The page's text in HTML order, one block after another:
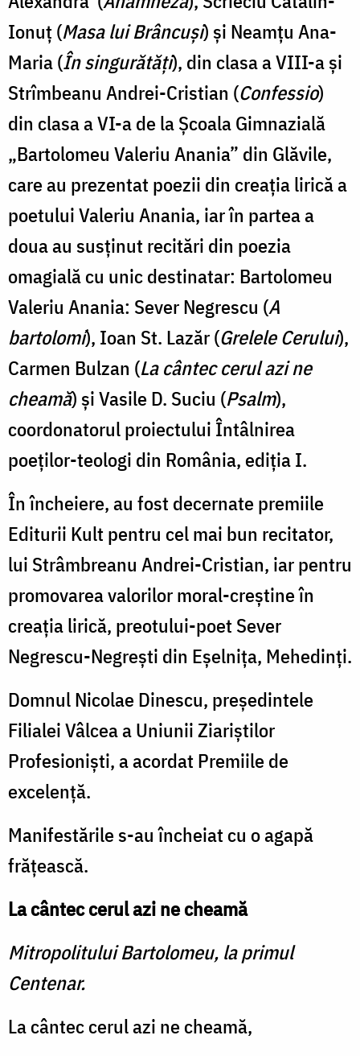
Ionuț (Masa lui Brâncuși) și Neamțu Ana-
Maria (În singurătăți), din clasa a VIII-a și
Strîmbeanu Andrei-Cristian (Confessio)
din clasa a VI-a de la Școala Gimnazială
„Bartolomeu Valeriu Anania” din Glăvile,
care au prezentat poezii din creația lirică a
poetului Valeriu Anania, iar în partea a
doua au susținut recitări din poezia
omagială cu unic destinatar: Bartolomeu
Valeriu Anania: Sever Negrescu (A
bartolomí), Ioan St. Lazăr (Grelele Cerului),
Carmen Bulzan (La cântec cerul azi ne
cheamă) și Vasile D. Suciu (Psalm),
coordonatorul proiectului Întâlnirea
poeților-teologi din România, ediția I.
În încheiere, au fost decernate premiile
Editurii Kult pentru cel mai bun recitator,
lui Strâmbreanu Andrei-Cristian, iar pentru
promovarea valorilor moral-creștine în
creația lirică, preotului-poet Sever
Negrescu-Negrești din Eșelnița, Mehedinți.
Domnul Nicolae Dinescu, președintele
Filialei Vâlcea a Uniunii Ziariștilor
Profesioniști, a acordat Premiile de
excelență.
Manifestările s-au încheiat cu o agapă
frățească.
La cântec cerul azi ne cheamă
Mitropolitului Bartolomeu, la primul
Centenar.
La cântec cerul azi ne cheamă,